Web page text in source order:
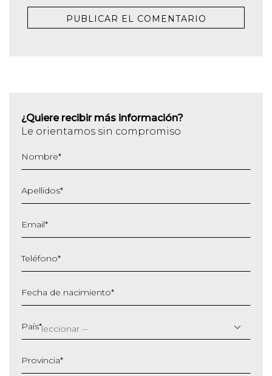
¿Quiere recibir más información?
Le orientamos sin compromiso
Nombre*
Apellidos*
Email*
Teléfono*
Fecha de nacimiento*
barra
MM
AAAA
País*
Provincia*